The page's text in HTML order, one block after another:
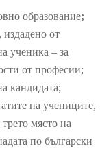
образование;
от
ученика – за
от професии;
кандидата;
на учениците,
място на
по български